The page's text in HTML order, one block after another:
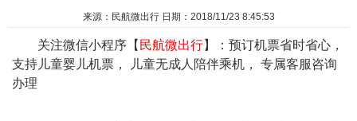
来源：民航微出行 日期：2018/11/23 8:45:53
关注微信小程序【 民航微出行】：预订机票省时省心，
支持儿童婴儿机票， 儿童无成人陪伴乘机， 专属客服咨询
办理